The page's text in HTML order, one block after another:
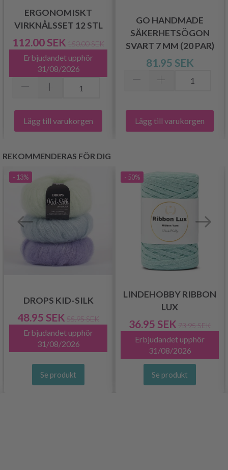
ERGONOMISKT
VIRKNÅLSSET 12 STL
112.00 SEK 150.00 SEK
Erbjudandet upphör
31/08/2026
Lägg till varukorgen
GO HANDMADE
SÄKERHETSÖGON
SVART 7 MM (20 PAR)
81.95 SEK
Lägg till varukorgen
REKOMMENDERAS FÖR DIG
- 13%
DROPS KID-SILK
48.95 SEK 55.95 SEK
Erbjudandet upphör
31/08/2026
Se produkt
- 50%
LINDEHOBBY RIBBON
LUX
36.95 SEK 73.95 SEK
Erbjudandet upphör
31/08/2026
Se produkt